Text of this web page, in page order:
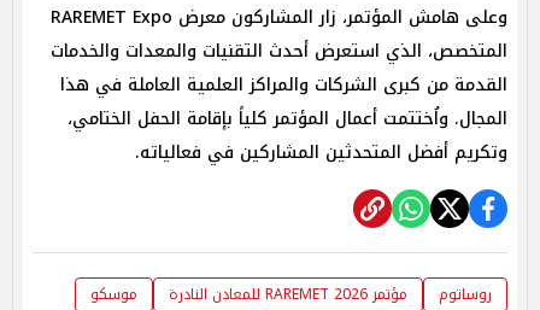
وعلى هامش المؤتمر، زار المشاركون معرض RAREMET Expo
المتخصص، الذي استعرض أحدث التقنيات والمعدات والخدمات
القدمة من كبرى الشركات والمراكز العلمية العاملة في هذا
المجال. واُختتمت أعمال المؤتمر كلياً بإقامة الحفل الختامي،
وتكريم أفضل المتحدثين المشاركين في فعالياته.
روساتوم مؤتمر RAREMET 2026 للمعادن النادرة
موسكو